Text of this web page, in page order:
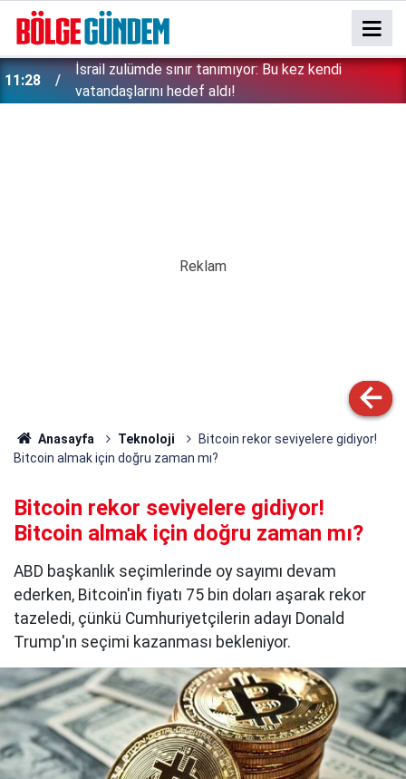
11:28
İsrail zulümde sınır tanımıyor: Bu kez kendi
vatandaşlarını hedef aldı!
11:17
Erken tatil rezervasyonu mağdurları için Ticaret
bakanlığından uyarı: Kesintisiz iade zorunlu!
Anasayfa Teknoloji
Bitcoin rekor seviyelere gidiyor!
Bitcoin almak için doğru zaman mı?
Bitcoin rekor seviyelere gidiyor!
Bitcoin almak için doğru zaman mı?
ABD başkanlık seçimlerinde oy sayımı devam
ederken, Bitcoin'in fiyatı 75 bin doları aşarak rekor
tazeledi, çünkü Cumhuriyetçilerin adayı Donald
Trump'ın seçimi kazanması bekleniyor.